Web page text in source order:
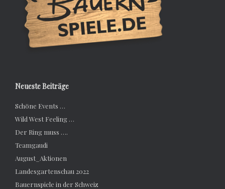
Neueste Beiträge
Schöne Events …
Wild West Feeling …
Der Ring muss ….
Teamgaudi
August_Aktionen
Landesgartenschau 2022
Bauernspiele in der Schweiz